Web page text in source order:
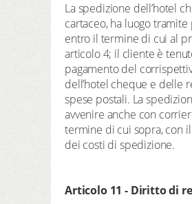
La spedizione dell’hotel
cartaceo, ha luogo tramite
entro il termine di cui al
articolo 4; il cliente è
pagamento del
dell’hotel cheque e delle
spese postali. La
avvenire anche con
termine di cui sopra, con
dei costi di spedizione.
Articolo 11 - Diritto di